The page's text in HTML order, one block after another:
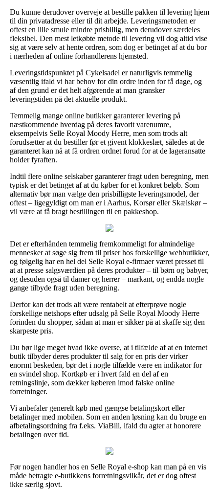
Du kunne derudover overveje at bestille pakken til levering hjem
til din privatadresse eller til dit arbejde. Leveringsmetoden er
oftest en lille smule mindre prisbillig, men derudover særdeles
fleksibel. Den mest letkøbte metode til levering vil dog altid vise
sig at være selv at hente ordren, som dog er betinget af at du bor
i nærheden af online forhandlerens hjemsted.
Leveringstidspunktet på Cykelsadel er naturligvis temmelig
væsentlig ifald vi har behov for din ordre inden for få dage, og
af den grund er det helt afgørende at man gransker
leveringstiden på det aktuelle produkt.
Temmelig mange online butikker garanterer levering på
næstkommende hverdag på deres favorit varenumre,
eksempelvis Selle Royal Moody Herre, men som trods alt
forudsætter at du bestiller før et givent klokkeslæt, således at de
garanteret kan nå at få ordren ordnet forud for at de lageransatte
holder fyraften.
Indtil flere online selskaber garanterer fragt uden beregning, men
typisk er det betinget af at du køber for et konkret beløb. Som
alternativ bør man vælge den prisbilligste leveringsmodel, der
oftest – ligegyldigt om man er i Aarhus, Korsør eller Skælskør –
vil være at få bragt bestillingen til en pakkeshop.
Det er efterhånden temmelig fremkommeligt for almindelige
mennesker at søge sig frem til priser hos forskellige webbutikker,
og følgelig har en hel del Selle Royal e-firmaer været presset til
at at presse salgsværdien på deres produkter – til børn og babyer,
og desuden også til damer og herrer – markant, og endda nogle
gange tilbyde fragt uden beregning.
Derfor kan det trods alt være rentabelt at efterprøve nogle
forskellige netshops efter udsalg på Selle Royal Moody Herre
forinden du shopper, sådan at man er sikker på at skaffe sig den
skarpeste pris.
Du bør lige meget hvad ikke overse, at i tilfælde af at en internet
butik tilbyder deres produkter til salg for en pris der virker
enormt beskeden, bør det i nogle tilfælde være en indikator for
en svindel shop. Kortkøb er i hvert fald en del af en
retningslinje, som dækker køberen imod falske online
forretninger.
Vi anbefaler generelt køb med gængse betalingskort eller
betalinger med mobilen. Som en anden løsning kan du bruge en
afbetalingsordning fra f.eks. ViaBill, ifald du agter at honorere
betalingen over tid.
Før nogen handler hos en Selle Royal e-shop kan man på en vis
måde betragte e-butikkens forretningsvilkår, det er dog oftest
ikke særlig sjovt.